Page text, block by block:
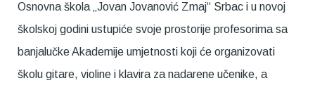
Osnovna škola „Jovan Jovanović Zmaj“ Srbac i u novoj
školskoj godini ustupiće svoje prostorije profesorima sa
banjalučke Akademije umjetnosti koji će organizovati
školu gitare, violine i klavira za nadarene učenike, a